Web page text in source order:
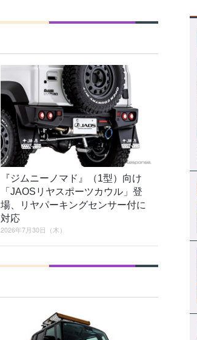
『ジムニーノマド』（1型）向け
「JAOSリヤスポーツカウル」登
場、リヤパーキングセンサー付に
対応
2026年7月30日（木）